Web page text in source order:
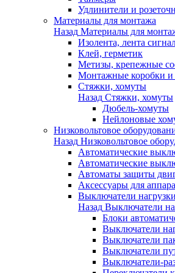
Удлинители и
Материалы для монтажа
Назад Материалы для
Изолента, лента
Клей, герметик
Метизы, крепежные
Монтажные коробки и
Стяжки, хомуты
Назад Стяжки, хомуты
Дюбель-хомуты
Нейлоновые
Низковольтовое
Назад Низковольтовое
Автоматические
Автоматические
Автоматы защиты
Аксессуары для
Выключатели
Назад Выключатели
Блоки
Выключатели
Выключатели
Выключатели
Выключатели-